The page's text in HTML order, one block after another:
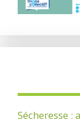
Sécheresse